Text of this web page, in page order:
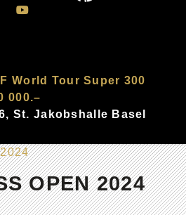
World Tour Super 300
000.–
St. Jakobshalle Basel
OPEN 2024